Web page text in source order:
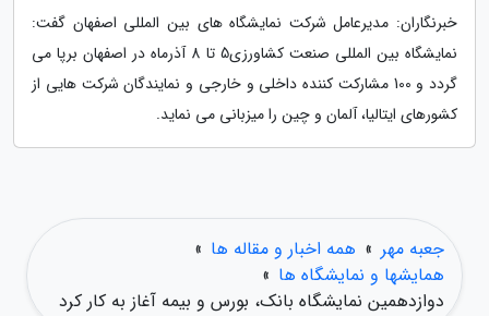
خبرنگاران: مدیرعامل شرکت نمایشگاه های بین المللی اصفهان گفت:
نمایشگاه بین المللی صنعت کشاورزی5 تا 8 آذرماه در اصفهان برپا می
گردد و 100 مشارکت کننده داخلی و خارجی و نمایندگان شرکت هایی از
کشورهای ایتالیا، آلمان و چین را میزبانی می نماید.
جعبه مهر » همه اخبار و مقاله ها »
همایشها و نمایشگاه ها »
دوازدهمین نمایشگاه بانک، بورس و بیمه آغاز به کار کرد